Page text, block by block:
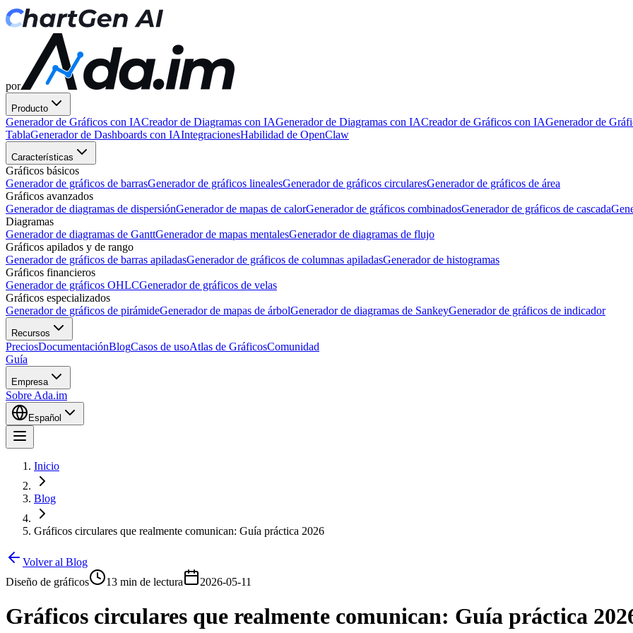
por
Producto
Generador de Gráficos con IACreador de Diagramas con IAGenerador de Diagramas con IACreador de Gráficos con IAGenerador de
TablaGenerador de Dashboards con IAIntegracionesHabilidad de OpenClaw
Características
Gráficos básicos
Generador de gráficos de barrasGenerador de gráficos linealesGenerador de gráficos circularesGenerador de gráficos de área
Gráficos avanzados
Generador de diagramas de dispersiónGenerador de mapas de calorGenerador de gráficos combinadosGenerador de gráficos de cascada
Diagramas
Generador de diagramas de GanttGenerador de mapas mentalesGenerador de diagramas de flujo
Gráficos apilados y de rango
Generador de gráficos de barras apiladasGenerador de gráficos de columnas apiladasGenerador de histogramas
Gráficos financieros
Generador de gráficos OHLCGenerador de gráficos de velas
Gráficos especializados
Generador de gráficos de pirámideGenerador de mapas de árbolGenerador de diagramas de SankeyGenerador de gráficos de indicador
Recursos
PreciosDocumentaciónBlogCasos de usoAtlas de GráficosComunidad
Guía
Empresa
Sobre Ada.im
Español
Inicio
Blog
Gráficos circulares que realmente comunican: Guía práctica 2026
Volver al Blog
Diseño de gráficos
13 min de lectura 2026-05-11
Gráficos circulares que realmente comunican: Guía práctica